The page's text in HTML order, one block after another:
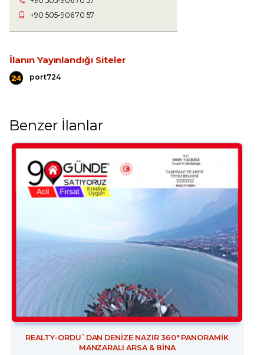
+90 505-906 70 57
İlanın Yayınlandığı Siteler
port724
Benzer İlanlar
REALTY-ORDU`DAN DENİZE NAZIR 360° PANORAMİK
MANZARALI ARSA & BİNA